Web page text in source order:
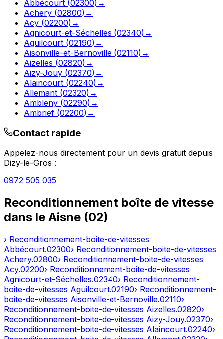
Abbécourt (02300) →
Achery (02800) →
Acy (02200) →
Agnicourt-et-Séchelles (02340) →
Aguilcourt (02190) →
Aisonville-et-Bernoville (02110) →
Aizelles (02820) →
Aizy-Jouy (02370) →
Alaincourt (02240) →
Allemant (02320) →
Ambleny (02290) →
Ambrief (02200) →
Contact rapide
Appelez-nous directement pour un devis gratuit depuis
Dizy-le-Gros :
0972 505 035
Reconditionnement boîte de vitesse
dans le Aisne (02)
› Reconditionnement-boite-de-vitesses
Abbécourt.02300› Reconditionnement-boite-de-vitesses
Achery.02800› Reconditionnement-boite-de-vitesses
Acy.02200› Reconditionnement-boite-de-vitesses
Agnicourt-et-Séchelles.02340› Reconditionnement-
boite-de-vitesses Aguilcourt.02190› Reconditionnement-
boite-de-vitesses Aisonville-et-Bernoville.02110›
Reconditionnement-boite-de-vitesses Aizelles.02820›
Reconditionnement-boite-de-vitesses Aizy-Jouy.02370›
Reconditionnement-boite-de-vitesses Alaincourt.02240›